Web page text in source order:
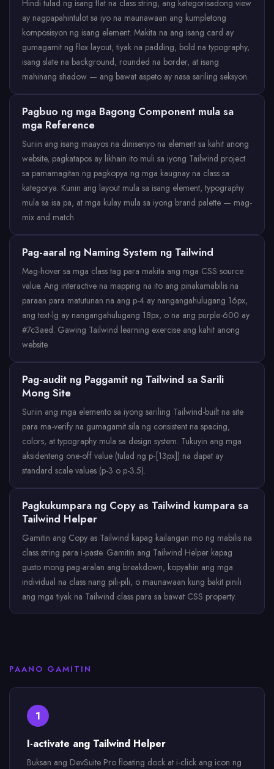
Hindi tulad ng isang flat na class string, ang kategorisadong view
ay nagpapahintulot sa iyo na maunawaan ang kumpletong
komposisyon ng isang element. Makita na ang isang card ay
gumagamit ng flex layout, tiyak na padding, bold na typography,
isang slate na background, rounded na border, at isang
mahinang shadow — ang bawat aspeto ay nasa sariling seksyon.
Pagbuo ng mga Bagong Component mula sa
mga Reference
Suriin ang isang maayos na dinisenyo na element sa kahit anong
website, pagkatapos ay likhain ito muli sa iyong Tailwind project
sa pamamagitan ng pagkopya ng mga kaugnay na class sa
kategorya. Kunin ang layout mula sa isang element, typography
mula sa isa pa, at mga kulay mula sa iyong brand palette — mag-
mix and match.
Pag-aaral ng Naming System ng Tailwind
Mag-hover sa mga class tag para makita ang mga CSS source
value. Ang interactive na mapping na ito ang pinakamabilis na
paraan para matutunan na ang p-4 ay nangangahulugang 16px,
ang text-lg ay nangangahulugang 18px, o na ang purple-600 ay
#7c3aed. Gawing Tailwind learning exercise ang kahit anong
website.
Pag-audit ng Paggamit ng Tailwind sa Sarili
Mong Site
Suriin ang mga elemento sa iyong sariling Tailwind-built na site
para ma-verify na gumagamit sila ng consistent na spacing,
colors, at typography mula sa design system. Tukuyin ang mga
aksidenteng one-off value (tulad ng p-[13px]) na dapat ay
standard scale values (p-3 o p-3.5).
Pagkukumpara ng Copy as Tailwind kumpara sa
Tailwind Helper
Gamitin ang Copy as Tailwind kapag kailangan mo ng mabilis na
class string para i-paste. Gamitin ang Tailwind Helper kapag
gusto mong pag-aralan ang breakdown, kopyahin ang mga
individual na class nang pili-pili, o maunawaan kung bakit pinili
ang mga tiyak na Tailwind class para sa bawat CSS property.
PAANO GAMITIN
1
I-activate ang Tailwind Helper
Buksan ang DevSuite Pro floating dock at i-click ang icon ng